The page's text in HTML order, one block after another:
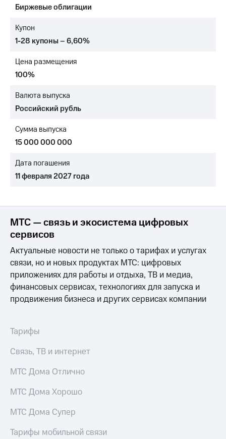
Достижения
Интервью
отчетность
Контакты
Новости
в
и акционерам
Корпоративное
Корпоративный
секретарь
Раскрытие
информации
Информация
акционерам
Документы
ПАО
"МТС"
Собрания
акционеров
капитал
и
Рынок
Описание
Программа
Биржевые облигации
Купон
1-28 купоны – 6,60%
Цена размещения
100%
Валюта выпуска
Российский рубль
Сумма выпуска
15 000 000 000
Дата погашения
11 февраля 2027 года
МТС — связь и экосистема цифровых
сервисов
Актуальные новости не только о тарифах и услугах
связи, но и новых продуктах МТС: цифровых
приложениях для работы и отдыха, ТВ и медиа,
финансовых сервисах, технологиях для запуска и
продвижения бизнеса и других сервисах компании
Тарифы
Связь, ТВ и интернет
МТС Дома Отлично
МТС Дома Хорошо
МТС Дома Супер
Тарифы мобильной связи